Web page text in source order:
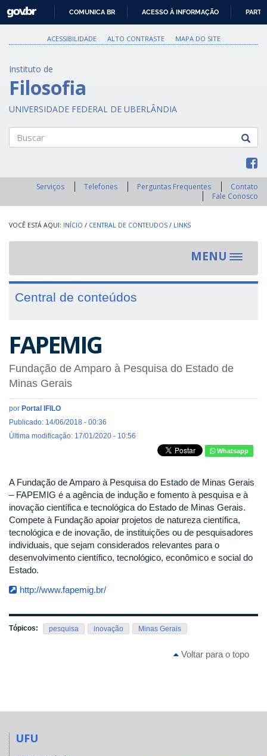
PARA
O
GOVBR
COMUNICA BR ACESSO À INFORMAÇÃO
ACESSIBILIDADE ALTO CONTRASTE MAPA DO SITE
Instituto de
Filosofia
UNIVERSIDADE FEDERAL DE UBERLÂNDIA
Serviços Telefones Perguntas Frequentes
Contato
Fale Conosco
INÍCIO / CENTRAL DE CONTEUDOS / LINKS
MENU
Toggle
Central de conteúdos
FAPEMIG
Fundação de Amparo à Pesquisa do Estado de
Minas Gerais
por Portal IFILO
Publicado: 14/06/2018 - 00:36
Última modificação: 17/01/2020 - 10:56
Whatsapp
A Fundação de Amparo à Pesquisa do Estado de Minas Gerais
– FAPEMIG é a agência de indução e fomento à pesquisa e à
inovação científica e tecnológica do Estado de Minas Gerais.
Compete à Fundação apoiar projetos de natureza científica,
tecnológica e de inovação, de instituições ou de pesquisadores
individuais, que sejam considerados relevantes para o
desenvolvimento científico, tecnológico, econômico e social do
Estado.
http://www.fapemig.br/
Tópicos: pesquisa inovação Minas Gerais
Voltar para o topo
UFU